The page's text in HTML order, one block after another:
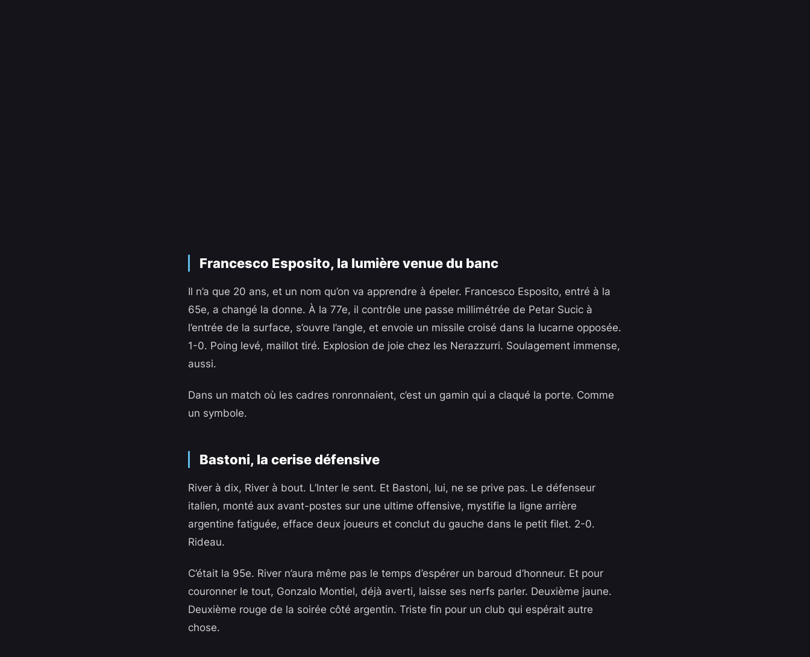
Francesco Esposito, la lumière venue du banc
Il n’a que 20 ans, et un nom qu’on va apprendre à épeler. Francesco Esposito, entré à la
65e, a changé la donne. À la 77e, il contrôle une passe millimétrée de Petar Sucic à
l’entrée de la surface, s’ouvre l’angle, et envoie un missile croisé dans la lucarne opposée.
1-0. Poing levé, maillot tiré. Explosion de joie chez les Nerazzurri. Soulagement immense,
aussi.
Dans un match où les cadres ronronnaient, c’est un gamin qui a claqué la porte. Comme
un symbole.
Bastoni, la cerise défensive
River à dix, River à bout. L’Inter le sent. Et Bastoni, lui, ne se prive pas. Le défenseur
italien, monté aux avant-postes sur une ultime offensive, mystifie la ligne arrière
argentine fatiguée, efface deux joueurs et conclut du gauche dans le petit filet. 2-0.
Rideau.
C’était la 95e. River n’aura même pas le temps d’espérer un baroud d’honneur. Et pour
couronner le tout, Gonzalo Montiel, déjà averti, laisse ses nerfs parler. Deuxième jaune.
Deuxième rouge de la soirée côté argentin. Triste fin pour un club qui espérait autre
chose.